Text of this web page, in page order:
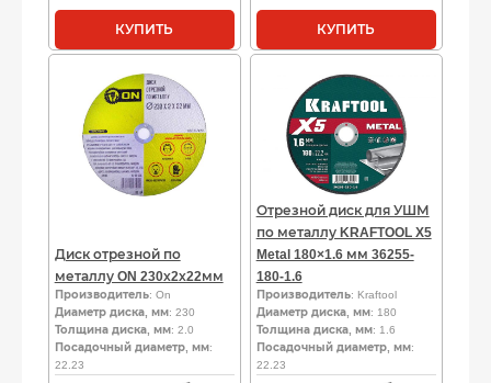
КУПИТЬ КУПИТЬ
Диск отрезной по
металлу ON 230х2х22мм
Производитель: On
Диаметр диска, мм: 230
Толщина диска, мм: 2.0
Посадочный диаметр, мм:
22.23
Отрезной диск для УШМ
по металлу KRAFTOOL X5
Metal 180×1.6 мм 36255-
180-1.6
Производитель: Kraftool
Диаметр диска, мм: 180
Толщина диска, мм: 1.6
Посадочный диаметр, мм:
22.23